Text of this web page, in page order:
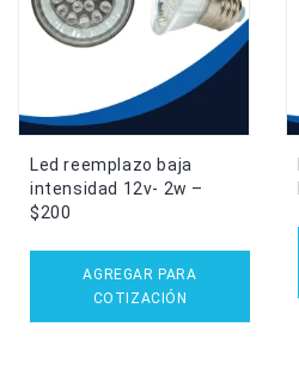
Led reemplazo baja
intensidad 12v- 2w –
$200
AGREGAR PARA
COTIZACIÓN